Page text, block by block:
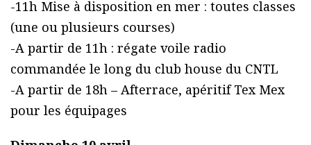
-11h Mise à disposition en mer : toutes classes
(une ou plusieurs courses)
-A partir de 11h : régate voile radio
commandée le long du club house du CNTL
-A partir de 18h – Afterrace, apéritif Tex Mex
pour les équipages